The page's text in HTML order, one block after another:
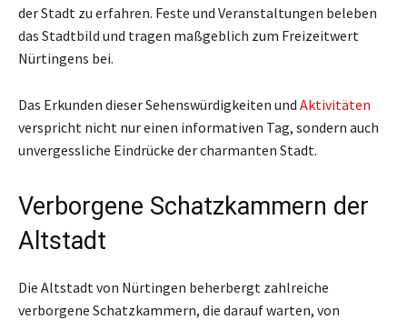
der Stadt zu erfahren. Feste und Veranstaltungen beleben
das Stadtbild und tragen maßgeblich zum Freizeitwert
Nürtingens bei.
Das Erkunden dieser Sehenswürdigkeiten und Aktivitäten
verspricht nicht nur einen informativen Tag, sondern auch
unvergessliche Eindrücke der charmanten Stadt.
Verborgene Schatzkammern der
Altstadt
Die Altstadt von Nürtingen beherbergt zahlreiche
verborgene Schatzkammern, die darauf warten, von